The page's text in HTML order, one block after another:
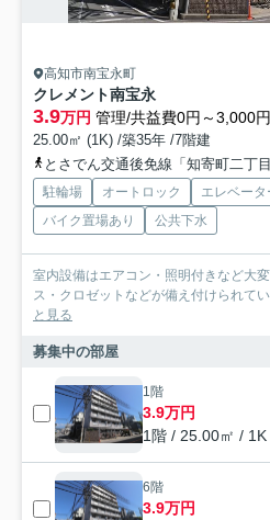
高知市南宝永町
クレメント南宝永
3.9万円 管理/共益費0円～3,000円
25.00㎡ (1K) /築35年 /7階建
とさでん交通後免線「知寄町二丁
駐輪場 オートロック エレベータ
バイク置場あり
公共下水
室内設備はエアコン・照明付きなど大
ス・クロゼットなどが備え付けられて
と見る
募集中の部屋
1階
3.9万円
1階 / 25.00㎡ / 1K
6階
3.9万円